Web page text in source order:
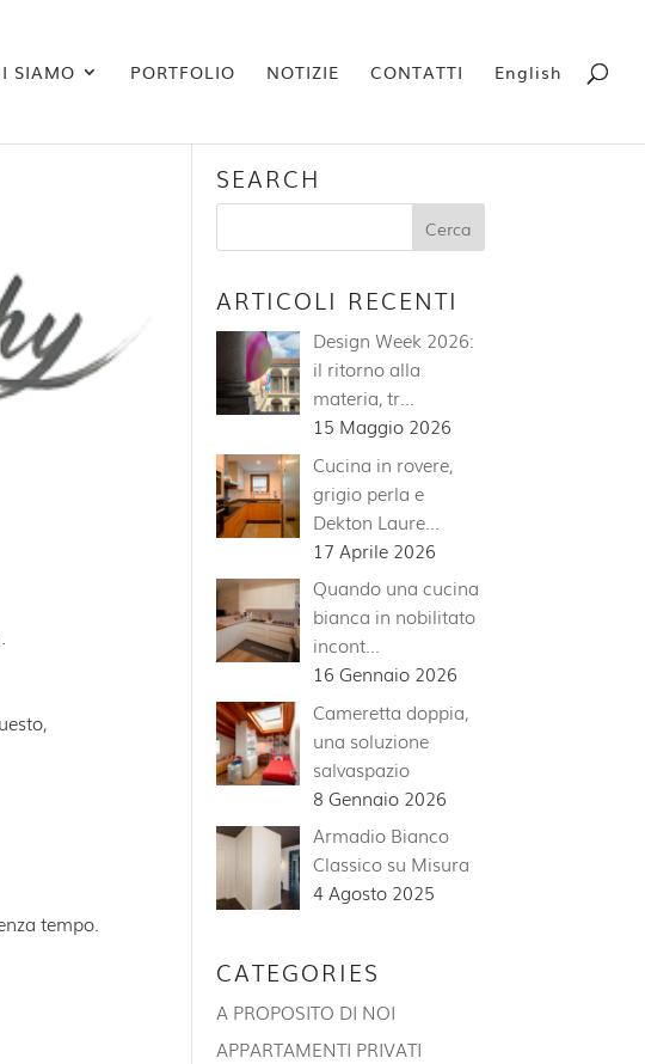
SIAMO PORTFOLIO NOTIZIE CONTATTI English
tempo.
SEARCH
ARTICOLI RECENTI
Design Week 2026:
il ritorno alla
materia, tr…
15 Maggio 2026
Cucina in rovere,
grigio perla e
Dekton Laure…
17 Aprile 2026
Quando una cucina
bianca in nobilitato
incont…
16 Gennaio 2026
Cameretta doppia,
una soluzione
salvaspazio
8 Gennaio 2026
Armadio Bianco
Classico su Misura
4 Agosto 2025
CATEGORIES
A PROPOSITO DI NOI
APPARTAMENTI PRIVATI